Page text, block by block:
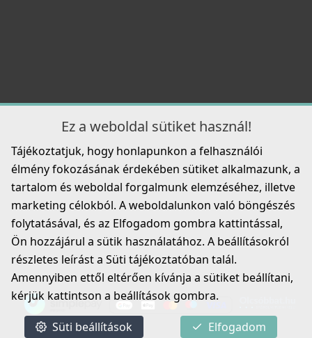
219 990 Ft
Részletek
ELLECI - Csaptelep Bahia - Fekete
MOKBAHBK
219 990 Ft
ATH093WD
33 990 Ft
Részletek
ELLECI - Tároló edény egyrészes gourmet 366 HPL
Ez a weboldal sütiket használ!
Tájékoztatjuk, hogy honlapunkon a felhasználói
élmény fokozásának érdekében sütiket alkalmazunk, a
tartalom és weboldal forgalmunk elemzéséhez, illetve
marketing célokból. A weboldalunkon való böngészés
folytatásával, és az Elfogadom gombra kattintással,
Ön hozzájárul a sütik használatához. A beállításokról
részletes leírást a Süti tájékoztatóban talál.
Amennyiben ettől eltérően kívánja a sütiket beállítani,
kérjük kattintson a beállítások gombra.
Süti beállítások Elfogadom